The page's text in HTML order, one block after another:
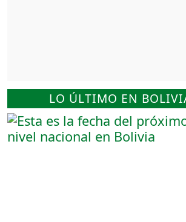
LO ÚLTIMO EN